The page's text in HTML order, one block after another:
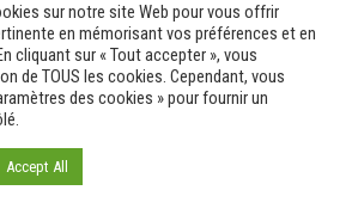
sur notre site Web pour vous offrir
en mémorisant vos préférences et en
cliquant sur « Tout accepter », vous
de TOUS les cookies. Cependant, vous
des cookies » pour fournir un
Accept All